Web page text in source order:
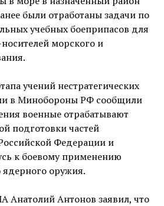
были отработаны задачи по
учебных боеприпасов для
морского и
учений нестратегических
в Минобороны РФ сообщили
военные отрабатывают
подготовки частей
Федерации и
к боевому применению
ядерного оружия.
Анатолий Антонов заявил, что